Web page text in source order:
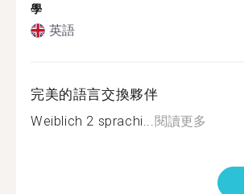
學
英語
完美的語言交換夥伴
Weiblich 2 sprachi...閱讀更多